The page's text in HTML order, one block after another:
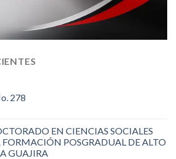
278
EN CIENCIAS SOCIALES
POSGRADUAL DE ALTO
GUAJIRA